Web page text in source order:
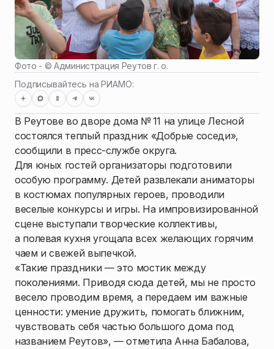
Фото - ©Администрация Реутов г. о.
Подписывайтесь на РИАМО:
В Реутове во дворе дома № 11 на улице Лесной
состоялся теплый праздник «Добрые соседи»,
сообщили в пресс-службе округа.
Для юных гостей организаторы подготовили
особую программу. Детей развлекали аниматоры
в костюмах популярных героев, проводили
веселые конкурсы и игры. На импровизированной
сцене выступали творческие коллективы,
а полевая кухня угощала всех желающих горячим
чаем и свежей выпечкой.
«Такие праздники — это мостик между
поколениями. Приводя сюда детей, мы не просто
весело проводим время, а передаем им важные
ценности: умение дружить, помогать ближним,
чувствовать себя частью большого дома под
названием Реутов», — отметила Анна Бабалова,